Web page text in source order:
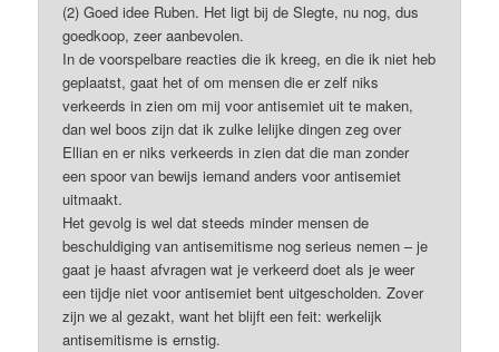
(2) Goed idee Ruben. Het ligt bij de Slegte, nu nog, dus
goedkoop, zeer aanbevolen.
In de voorspelbare reacties die ik kreeg, en die ik niet heb
geplaatst, gaat het of om mensen die er zelf niks
verkeerds in zien om mij voor antisemiet uit te maken,
dan wel boos zijn dat ik zulke lelijke dingen zeg over
Ellian en er niks verkeerds in zien dat die man zonder
een spoor van bewijs iemand anders voor antisemiet
uitmaakt.
Het gevolg is wel dat steeds minder mensen de
beschuldiging van antisemitisme nog serieus nemen – je
gaat je haast afvragen wat je verkeerd doet als je weer
een tijdje niet voor antisemiet bent uitgescholden. Zover
zijn we al gezakt, want het blijft een feit: werkelijk
antisemitisme is ernstig.